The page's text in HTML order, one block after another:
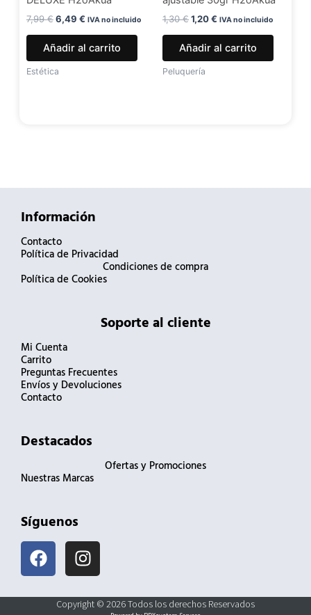
7,99€6,49 € IVA no incluido
Añadir al carrito
Estética
1,30€1,20€ IVA no incluido
Añadir al carrito
Peluquería
Información
Contacto
Política de Privacidad
Condiciones de compra
Política de Cookies
Soporte al cliente
Mi Cuenta
Carrito
Preguntas Frecuentes
Envíos y Devoluciones
Contacto
Destacados
Ofertas y Promociones
Nuestras Marcas
Síguenos
F
a
e
I
n
t
Copyright © 2026 Todos los derechos Reservados